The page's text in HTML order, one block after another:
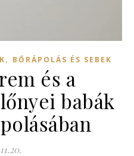
, BŐRÁPOLÁS ÉS SEBEK
és a
babák